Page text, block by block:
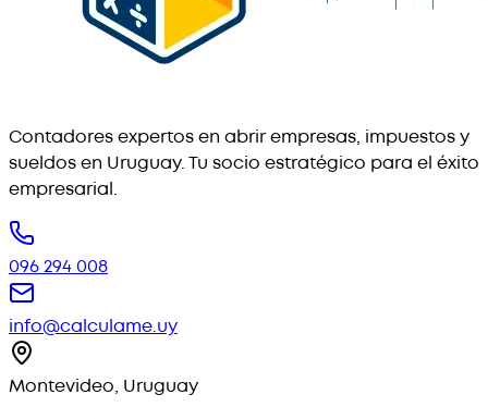
Contadores expertos en abrir empresas, impuestos y
sueldos en Uruguay. Tu socio estratégico para el éxito
empresarial.
096 294 008
info@calculame.uy
Montevideo, Uruguay